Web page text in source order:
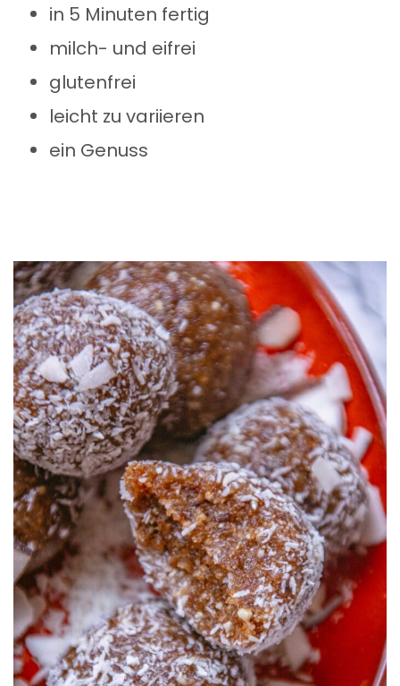
in 5 Minuten fertig
milch- und eifrei
glutenfrei
leicht zu variieren
ein Genuss